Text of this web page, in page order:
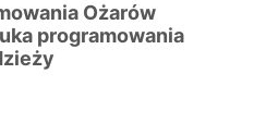
Ożarów
programowania